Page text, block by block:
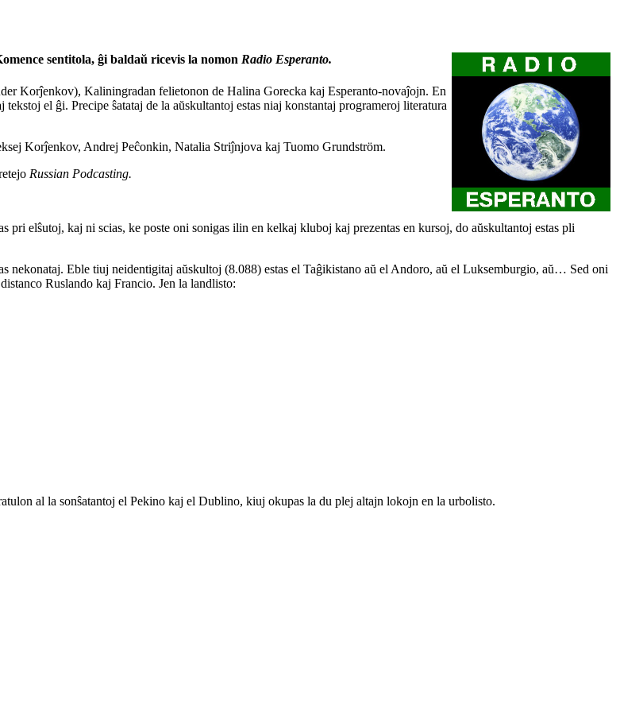
sentitola, ĝi baldaŭ ricevis la nomon Radio Esperanto.
Korĵenkov), Kaliningradan felietonon de Halina Gorecka kaj Esperanto-novaĵojn. En
tekstoj el ĝi. Precipe ŝatataj de la aŭskultantoj estas niaj konstantaj programeroj literatura
Korĵenkov, Andrej Peĉonkin, Natalia Striĵnjova kaj Tuomo Grundström.
Russian Podcasting.
elŝutoj, kaj ni scias, ke poste oni sonigas ilin en kelkaj kluboj kaj prezentas en kursoj, do aŭskultantoj estas pli
nekonataj. Eble tiuj neidentigitaj aŭskultoj (8.088) estas el Taĝikistano aŭ el Andoro, aŭ el Luksemburgio, aŭ… Sed oni
Ruslando kaj Francio. Jen la landlisto:
al la sonŝatantoj el Pekino kaj el Dublino, kiuj okupas la du plej altajn lokojn en la urbolisto.